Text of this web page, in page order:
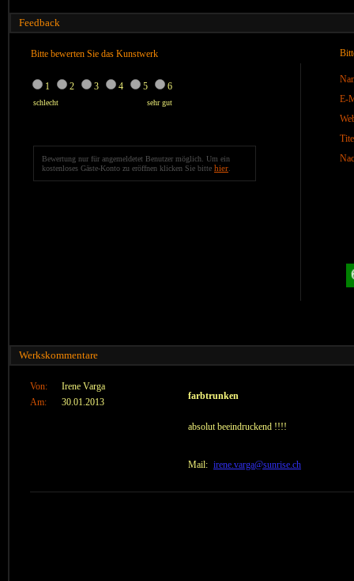
Feedback
Bitte bewerten Sie das Kunstwerk
1 2 3 4 5 6
schlecht sehr gut
Bewertung nur für angemeldetet Benutzer möglich. Um ein
kostenloses Gäste-Konto zu eröffnen klicken Sie bitte hier
E-
Werkskommentare
Von:
Irene Varga
Am:
30.01.2013
farbtrunken
absolut beeindruckend !!!!
Mail: irene.varga@sunrise.ch